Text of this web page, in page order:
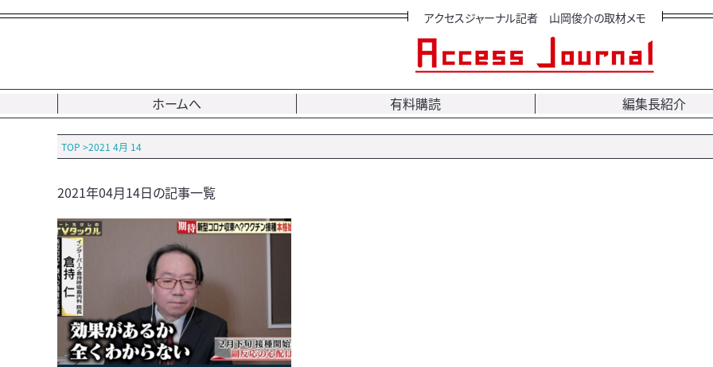
アクセスジャーナル記者 山岡俊介の取材メモ
ホームへ 有料購読 編集長紹介
TOP >2021 4月 14
2021年04月14日の記事一覧